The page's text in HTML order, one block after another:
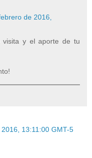
de 2016,
visita y el aporte de tu
13:11:00 GMT-5